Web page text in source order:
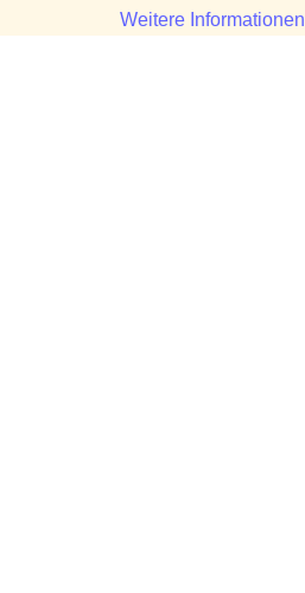
Weitere Informationen